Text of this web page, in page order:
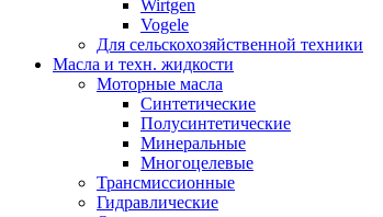
Wirtgen
Vogele
Для сельскохозяйственной техники
Масла и техн. жидкости
Моторные масла
Синтетические
Полусинтетические
Минеральные
Многоцелевые
Трансмиссионные
Гидравлические